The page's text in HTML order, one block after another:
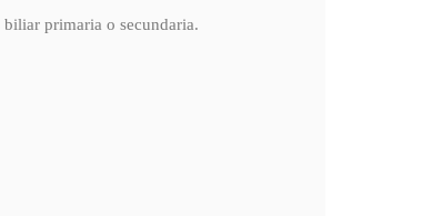
primaria o secundaria.